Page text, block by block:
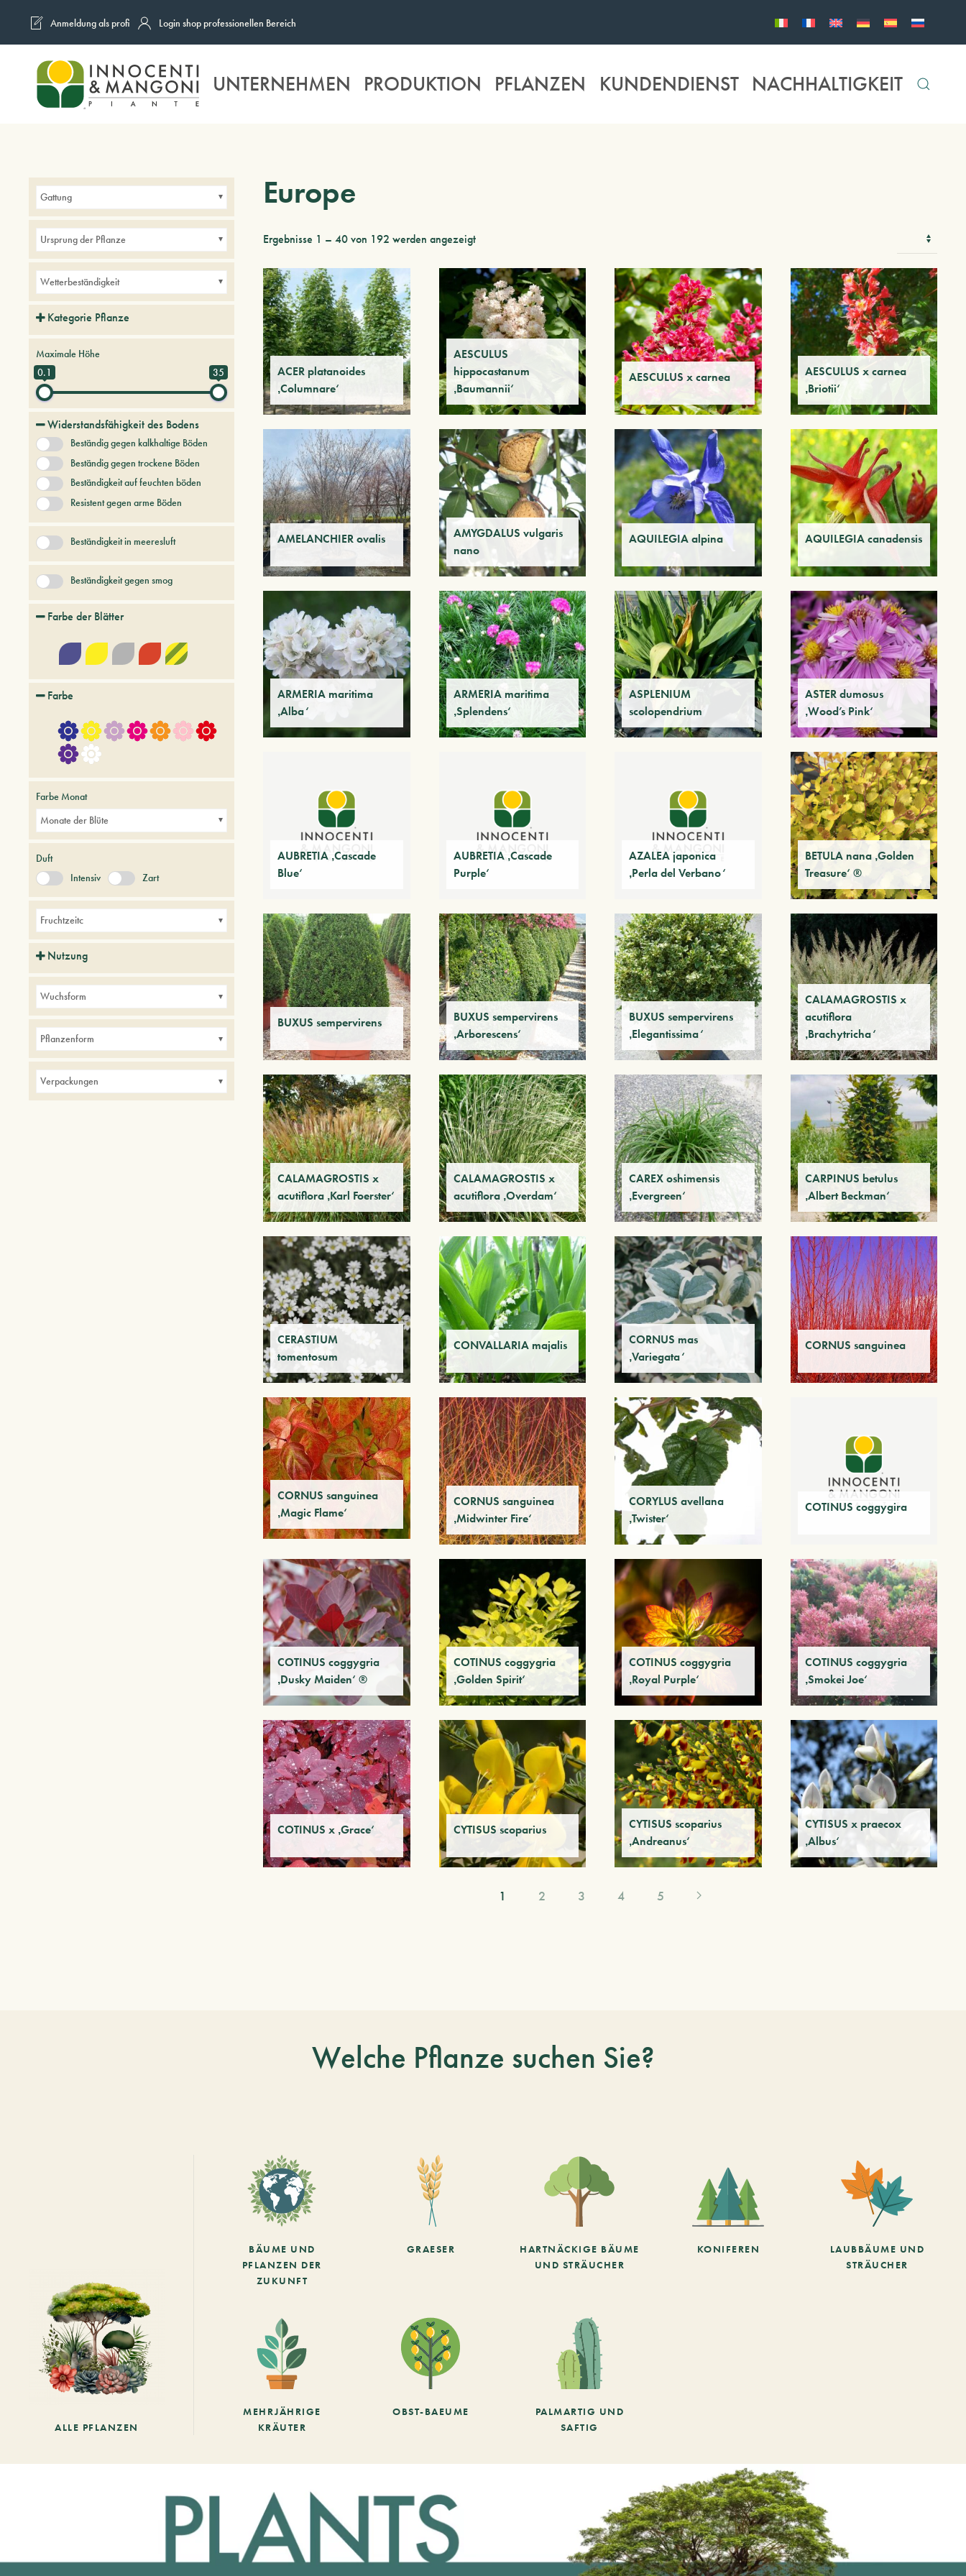
Skip to main content
Anmeldung als profi Login shop professionellen Bereich
UNTERNEHMEN PRODUKTION PFLANZEN KUNDENDIENST NACHHALTIGKEIT
Europe
Ergebnisse 1 – 40 von 192 werden angezeigt
ACER platanoides
‚Columnare‘
AESCULUS
hippocastanum
‚Baumannii‘
AESCULUS x carnea
AESCULUS x carnea
‚Briotii‘
AMELANCHIER ovalis
AMYGDALUS vulgaris
nano
AQUILEGIA alpina AQUILEGIA canadensis
ARMERIA maritima
‚Alba‘
ARMERIA maritima
‚Splendens‘
ASPLENIUM
scolopendrium
ASTER dumosus
‚Wood’s Pink‘
AUBRETIA ‚Cascade
Blue‘
AUBRETIA ‚Cascade
Purple‘
AZALEA japonica
‚Perla del Verbano‘
BETULA nana ‚Golden
Treasure‘ ®
BUXUS sempervirens
BUXUS sempervirens
‚Arborescens‘
BUXUS sempervirens
‚Elegantissima‘
CALAMAGROSTIS x
acutiflora
‚Brachytricha‘
CALAMAGROSTIS x
acutiflora ‚Karl Foerster‘
CALAMAGROSTIS x
acutiflora ‚Overdam‘
CAREX oshimensis
‚Evergreen‘
CARPINUS betulus
‚Albert Beckman‘
CERASTIUM
tomentosum
CONVALLARIA majalis
CORNUS mas
‚Variegata‘
CORNUS sanguinea
CORNUS sanguinea
‚Magic Flame‘
CORNUS sanguinea
‚Midwinter Fire‘
CORYLUS avellana
‚Twister‘
COTINUS coggygira
COTINUS coggygria
‚Dusky Maiden‘ ®
COTINUS coggygria
‚Golden Spirit‘
COTINUS coggygria
‚Royal Purple‘
COTINUS coggygria
‚Smokei Joe‘
COTINUS x ‚Grace‘ CYTISUS scoparius
CYTISUS scoparius
‚Andreanus‘
CYTISUS x praecox
‚Albus‘
1 2 3 4 5
Gattung
Ursprung der Pflanze
Wetterbeständigkeit
Kategorie Pflanze
Farne
Hartnäckige Bäume und Sträucher
keine Kategorie
Koniferen
+ Mehr anzeigen
Maximale Höhe
0.1
35
Widerstandsfähigkeit des Bodens
Beständig gegen kalkhaltige Böden
Beständig gegen trockene Böden
Beständigkeit auf feuchten böden
Resistent gegen arme Böden
Beständigkeit in meeresluft
Beständigkeit gegen smog
Farbe der Blätter
Farbe
Farbe Monat
Monate der Blüte
Duft
Intensiv
Zart
Fruchtzeitc
Nutzung
im Innen
Kleine Gärten Parks
Wuchsform
Pflanzenform
Verpackungen
Welche Pflanze suchen Sie?
ALLE PFLANZEN
BÄUME UND
PFLANZEN DER
ZUKUNFT
GRAESER
HARTNÄCKIGE BÄUME
UND STRÄUCHER
KONIFEREN
LAUBBÄUME UND
STRÄUCHER
MEHRJÄHRIGE
KRÄUTER
OBST-BAEUME
PALMARTIG UND
SAFTIG